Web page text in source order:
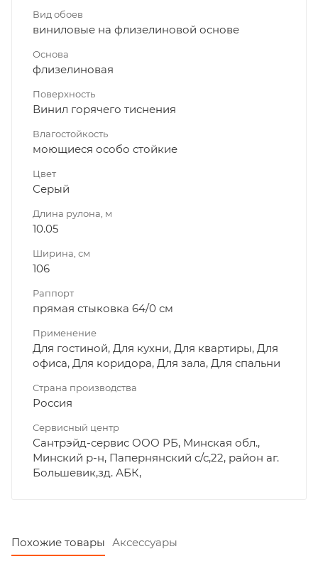
Вид обоев
виниловые на флизелиновой основе
Основа
флизелиновая
Поверхность
Винил горячего тиснения
Влагостойкость
моющиеся особо стойкие
Цвет
Серый
Длина рулона, м
10.05
Ширина, см
106
Раппорт
прямая стыковка 64/0 см
Применение
Для гостиной, Для кухни, Для квартиры, Для
офиса, Для коридора, Для зала, Для спальни
Страна производства
Россия
Сервисный центр
Сантрэйд-сервис ООО РБ, Минская обл.,
Минский р-н, Папернянский с/с,22, район аг.
Большевик,зд. АБК,
Похожие товары Аксессуары